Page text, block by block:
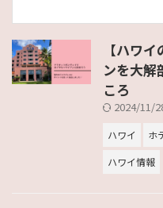
【ハワ
ンを大解
ころ
2024/11/
ハワイ ホ
ハワイ情報